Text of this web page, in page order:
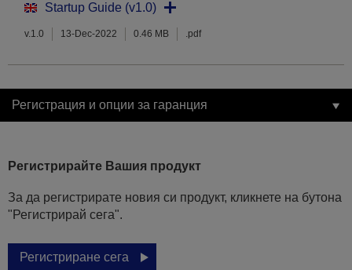
Startup Guide (v1.0)
v.1.0 13-Dec-2022 0.46 MB .pdf
Регистрация и опции за гаранция
Регистрирайте Вашия продукт
За да регистрирате новия си продукт, кликнете на бутона
"Регистрирай сега".
Регистриране сега